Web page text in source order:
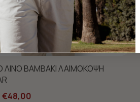
ΛΙΝΟ ΒΑΜΒΑΚΙ ΛΑΙΜΟΚΟΨΗ
€48,00